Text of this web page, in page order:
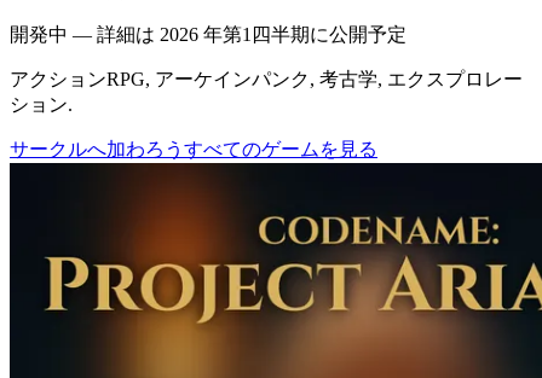
開発中 — 詳細は 2026 年第1四半期に公開予定
アクションRPG, アーケインパンク, 考古学, エクスプロレー
ション.
サークルへ加わろう すべてのゲームを見る